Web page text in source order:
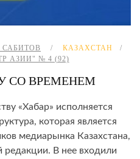
САБИТОВ
КАЗАХСТАН
АЗИИ" № 4 (92)
СО ВРЕМЕНЕМ
«Хабар» исполняется
которая является
медиарынка Казахстана,
редакции. В нее входили